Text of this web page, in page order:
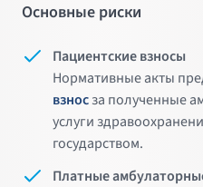
Основные риски
Пациентские взносы
Нормативные акты
взносза полученные
услуги
государством.
Платные